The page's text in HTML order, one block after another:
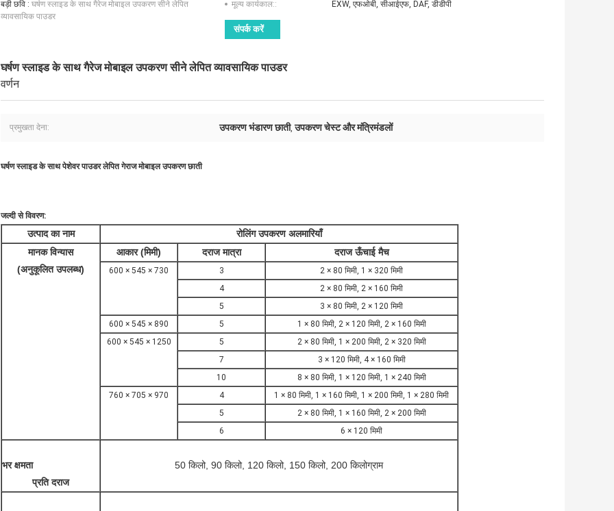
बड़ी छवि : घर्षण स्लाइड के साथ गैरेज मोबाइल उपकरण सीने लेपित
व्यावसायिक पाउडर
मूल्य कार्यकाल::
EXW, एफओबी, सीआईएफ, DAF, डीडीपी
संपर्क करें
घर्षण स्लाइड के साथ गैरेज मोबाइल उपकरण सीने लेपित व्यावसायिक पाउडर
वर्णन
प्रमुखता देना: उपकरण भंडारण छाती,उपकरण चेस्ट और मंत्रिमंडलों
घर्षण स्लाइड के साथ पेशेवर पाउडर लेपित गेराज मोबाइल उपकरण छाती
जल्दी से विवरण:
उत्पाद का नाम
रोलिंग उपकरण अलमारियाँ
मानक विन्यास
(अनुकूलित उपलब्ध)
आकार (मिमी) दराज मात्रा दराज ऊँचाई मैच
600 × 545 × 730 3
2 × 80 मिमी, 1 × 320 मिमी
4
2 × 80 मिमी, 2 × 160 मिमी
5
3 × 80 मिमी, 2 × 120 मिमी
600 × 545 × 890
5
1 × 80 मिमी, 2 × 120 मिमी, 2 × 160 मिमी
600 × 545 × 1250
5
2 × 80 मिमी, 1 × 200 मिमी, 2 × 320 मिमी
7
3 × 120 मिमी, 4 × 160 मिमी
10
8 × 80 मिमी, 1 × 120 मिमी, 1 × 240 मिमी
760 × 705 × 970
4
1 × 80 मिमी, 1 × 160 मिमी, 1 × 200 मिमी, 1 × 280 मिमी
5
2 × 80 मिमी, 1 × 160 मिमी, 2 × 200 मिमी
6
6 × 120 मिमी
भर क्षमता
प्रति दराज
50 किलो, 90 किलो, 120 किलो, 150 किलो, 200 किलोग्राम